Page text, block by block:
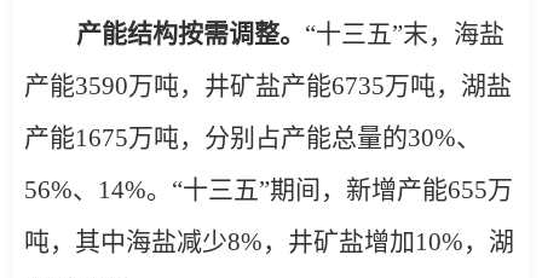
产能结构按需调整。 “十三五”末，海盐
产能3590万吨，井矿盐产能6735万吨，湖盐
产能1675万吨，分别占产能总量的30%、
56%、 14%。“十三五”期间，新增产能655万
吨，其中海盐减少8%，井矿盐增加10%，湖